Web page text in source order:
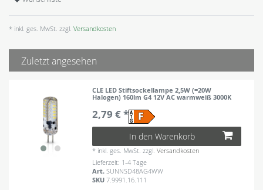
* inkl. ges. MwSt. zzgl. Versandkosten
Zuletzt angesehen
CLE LED Stiftsockellampe 2,5W (=20W
Halogen) 160lm G4 12V AC warmweiß 3000K
2,79 € *
In den Warenkorb
* inkl. ges. MwSt. zzgl.Versandkosten
Lieferzeit: 1-4 Tage
Art.SUNNSD48AG4WW
SKU7.9991.16.111